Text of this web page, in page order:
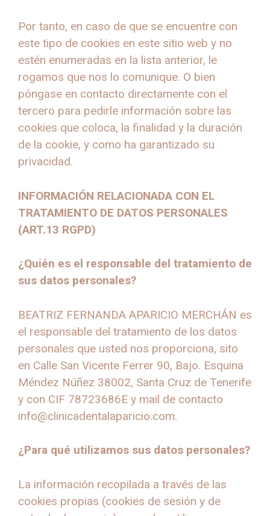
Por tanto, en caso de que se encuentre con
este tipo de cookies en este sitio web y no
estén enumeradas en la lista anterior, le
rogamos que nos lo comunique. O bien
póngase en contacto directamente con el
tercero para pedirle información sobre las
cookies que coloca, la finalidad y la duración
de la cookie, y como ha garantizado su
privacidad.
INFORMACIÓN RELACIONADA CON EL
TRATAMIENTO DE DATOS PERSONALES
(ART.13 RGPD)
¿Quién es el responsable del tratamiento de
sus datos personales?
BEATRIZ FERNANDA APARICIO MERCHÁN es
el responsable del tratamiento de los datos
personales que usted nos proporciona, sito
en Calle San Vicente Ferrer 90, Bajo. Esquina
Méndez Núñez 38002, Santa Cruz de Tenerife
y con CIF 78723686E y mail de contacto
info@clinicadentalaparicio.com.
¿Para qué utilizamos sus datos personales?
La información recopilada a través de las
cookies propias (cookies de sesión y de